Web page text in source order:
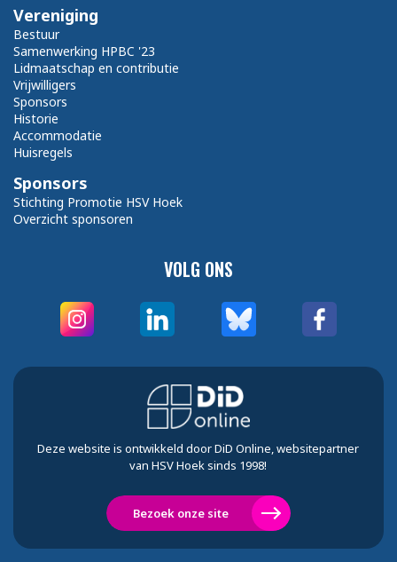
VOLG ONS
Vereniging
Bestuur
Samenwerking HPBC '23
Lidmaatschap en contributie
Vrijwilligers
Sponsors
Historie
Accommodatie
Huisregels
Sponsors
Stichting Promotie HSV Hoek
Overzicht sponsoren
Deze website is ontwikkeld door DiD Online, websitepartner
van HSV Hoek sinds 1998!
Bezoek onze site